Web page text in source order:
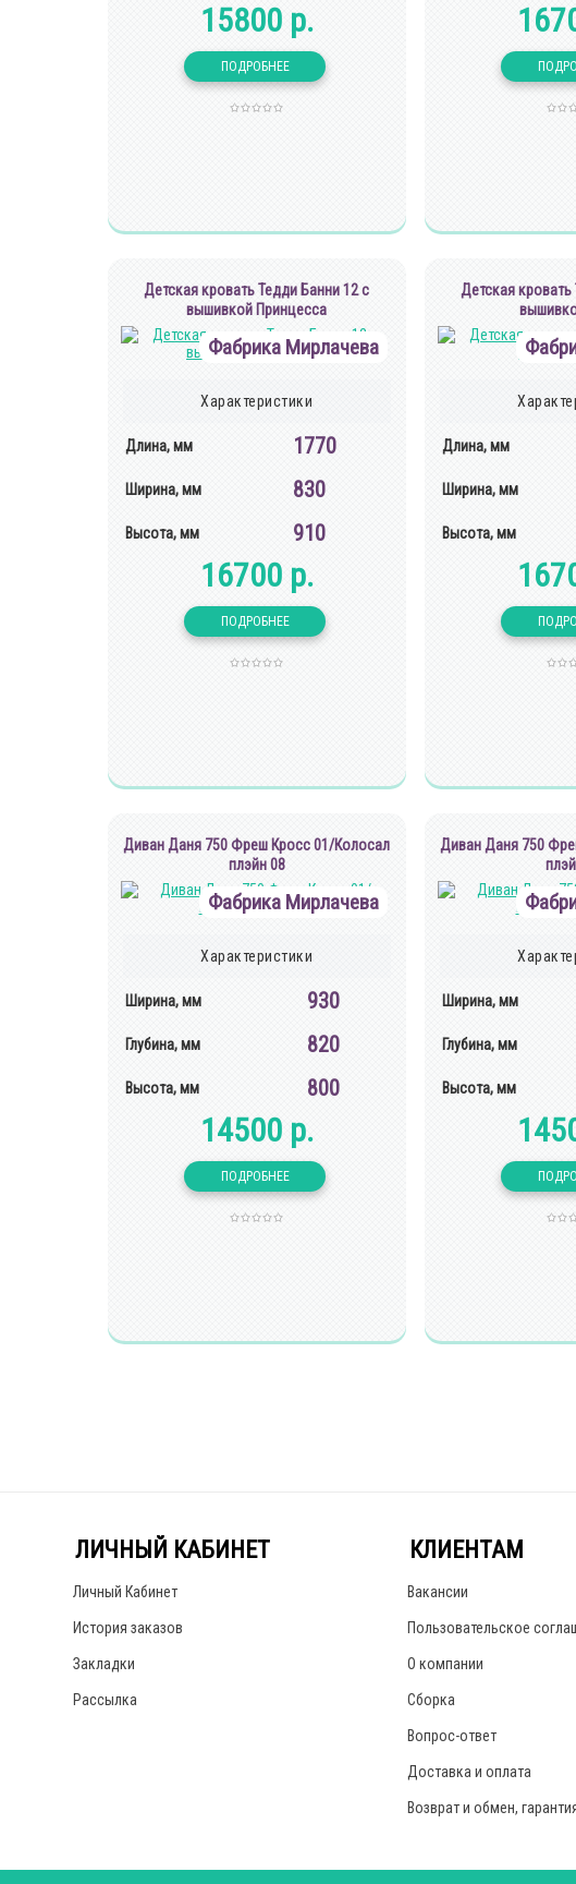
15800 р.
Детская кровать Тедди Банни 12 с
вышивкой Принцесса
Фабрика Мирлачева
Характеристики
Длина, мм 1770
Ширина, мм 830
Высота, мм 910
16700 р.
Детская
Длина, мм
Ширина, мм
Высота, мм
Диван Даня 750 Фреш Кросс 01/Колосал
плэйн 08
Фабрика Мирлачева
Характеристики
Ширина, мм 930
Глубина, мм 820
Высота, мм 800
14500 р.
Диван Даня 750
Ширина, мм
Глубина, мм
Высота, мм
ЛИЧНЫЙ КАБИНЕТ
Личный Кабинет
История заказов
Закладки
Рассылка
КЛИЕНТАМ
Вакансии
Пользовательское
О компании
Сборка
Вопрос-ответ
Доставка и оплата
Возврат и обмен,